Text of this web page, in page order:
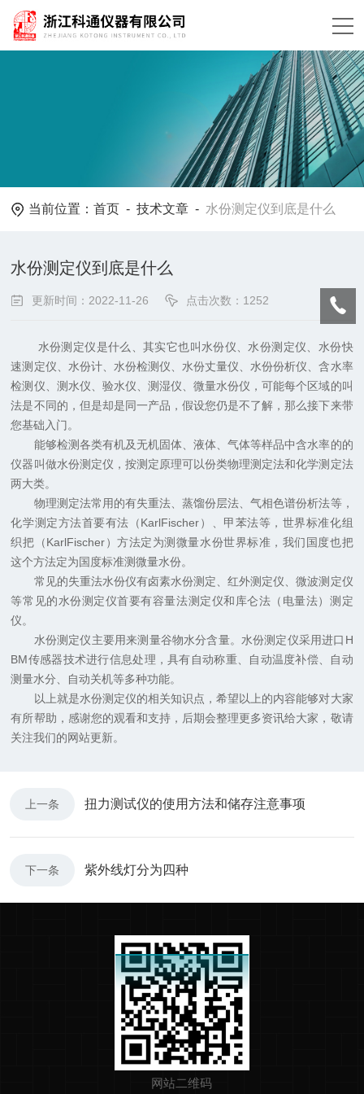
当前位置：首页 -技术文章 - 水份测定仪到底是什么
水份测定仪到底是什么
更新时间：2022-11-26 点击次数：1252
水份测定仪是什么、其实它也叫水份仪、水份测定仪、水份快
速测定仪、水份计、水份检测仪、水份丈量仪、水份份析仪、含水率
检测仪、测水仪、验水仪、测湿仪、微量水份仪，可能每个区域的叫
法是不同的，但是却是同一产品，假设您仍是不了解，那么接下来带
您基础入门。
能够检测各类有机及无机固体、液体、气体等样品中含水率的的
仪器叫做水份测定仪，按测定原理可以份类物理测定法和化学测定法
两大类。
物理测定法常用的有失重法、蒸馏份层法、气相色谱份析法等，
化学测定方法首要有法（KarlFischer）、甲苯法等，世界标准化组
织把（KarlFischer）方法定为测微量水份世界标准，我们国度也把
这个方法定为国度标准测微量水份。
常见的失重法水份仪有卤素水份测定、红外测定仪、微波测定仪
等常见的水份测定仪首要有容量法测定仪和库仑法（电量法）测定
仪。
水份测定仪主要用来测量谷物水分含量。水份测定仪采用进口H
BM传感器技术进行信息处理，具有自动称重、自动温度补偿、自动
测量水分、自动关机等多种功能。
以上就是水份测定仪的相关知识点，希望以上的内容能够对大家
有所帮助，感谢您的观看和支持，后期会整理更多资讯给大家，敬请
关注我们的网站更新。
上一条 扭力测试仪的使用方法和储存注意事项
下一条 紫外线灯分为四种
网站二维码